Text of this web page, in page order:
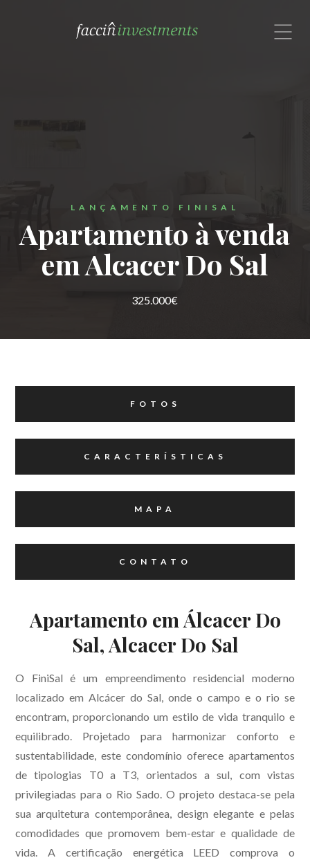
com um especialista no Brasil.
LANÇAMENTO FINISAL
Apartamento à venda
em Alcacer Do Sal
325.000€
FOTOS
CARACTERÍSTICAS
MAPA
CONTATO
Apartamento em Álcacer Do
Sal, Alcacer Do Sal
O FiniSal é um empreendimento residencial moderno
localizado em Alcácer do Sal, onde o campo e o rio se
encontram, proporcionando um estilo de vida tranquilo e
equilibrado. Projetado para harmonizar conforto e
sustentabilidade, este condomínio oferece apartamentos
de tipologias T0 a T3, orientados a sul, com vistas
privilegiadas para o Rio Sado. O projeto destaca-se pela
sua arquitetura contemporânea, design elegante e pelas
comodidades que promovem bem-estar e qualidade de
vida. A certificação energética LEED comprova o